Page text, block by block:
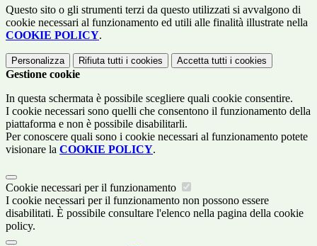
Questo sito o gli strumenti terzi da questo utilizzati si avvalgono di
cookie necessari al funzionamento ed utili alle finalità illustrate nella
COOKIE POLICY.
Personalizza Rifiuta tutti i cookies Accetta tutti i cookies
Gestione cookie
In questa schermata è possibile scegliere quali cookie consentire.
I cookie necessari sono quelli che consentono il funzionamento della
piattaforma e non è possibile disabilitarli.
Per conoscere quali sono i cookie necessari al funzionamento potete
visionare la COOKIE POLICY.
Cookie necessari per il funzionamento
I cookie necessari per il funzionamento non possono essere
disabilitati. È possibile consultare l'elenco nella pagina della cookie
policy.